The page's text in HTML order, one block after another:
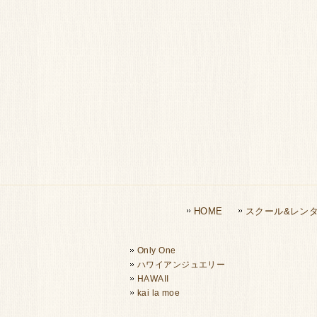
HOME スクール&レン
Only One
ハワイアンジュエリー
HAWAII
kai la moe